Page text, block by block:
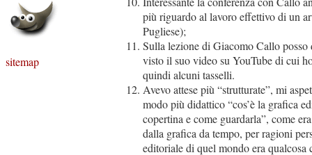
sitemap
più riguardo al lavoro effettivo di un
Pugliese);
Sulla lezione di Giacomo Callo posso
visto il suo video su YouTube di cui
quindi alcuni tasselli.
Avevo attese più “strutturate”, mi
modo più didattico “cos’è la grafica
copertina e come guardarla”, come
dalla grafica da tempo, per ragioni
editoriale di quel mondo era